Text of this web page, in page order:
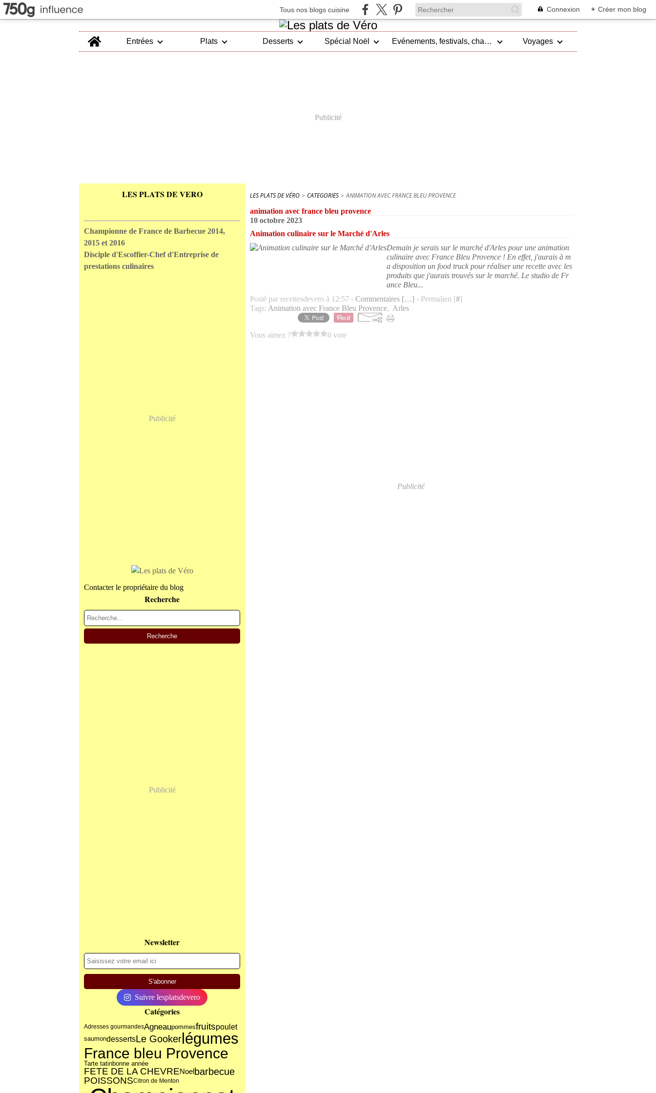
Tous nos blogs cuisine Connexion + Créer mon blog
Home
Entrées Plats Desserts Spécial Noël Evénements, festivals, championnat Voyages
Publicité
LES PLATS DE VERO
Championne de France de Barbecue 2014,
2015 et 2016
Disciple d'Escoffier-Chef d'Entreprise de
prestations culinaires
Publicité
Contacter le propriétaire du blog
Recherche
Publicité
Newsletter
Suivre lesplatsdevero
Catégories
Adresses gourmandesAgneaupommesfruitspoulet
saumondessertsLe Gooker légumes
France bleu Provence
Tarte tatinbonne année
FETE DE LA CHEVRENoel barbecue
POISSONSCitron de Menton
LES PLATS DE VÉRO > CATEGORIES > ANIMATION AVEC FRANCE BLEU PROVENCE
animation avec france bleu provence
10 octobre 2023
Animation culinaire sur le Marché d'Arles
Demain je serais sur le marché d'Arles pour une animation
culinaire avec France Bleu Provence ! En effet, j'aurais à m
a disposition un food truck pour réaliser une recette avec les
produits que j'aurais trouvés sur le marché. Le studio de Fr
ance Bleu...
Posté par recettesdevero à 12:57 - Commentaires […] - Permalien [#]
Tags: Animation avec France Bleu Provence, Arles
Vous aimez ? 0 vote
Publicité